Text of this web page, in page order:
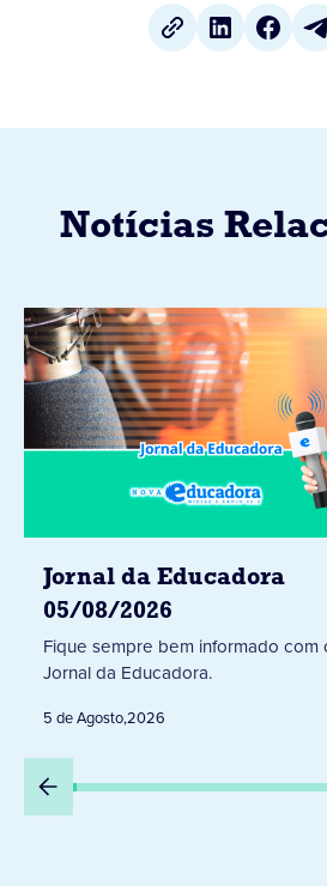
Notícias
Jornal da Educadora
05/08/2026
Fique sempre bem informado com
Jornal da Educadora.
5 de Agosto,2026